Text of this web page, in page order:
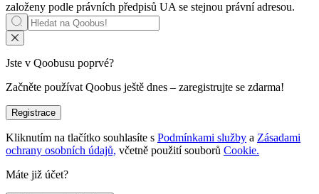
založeny podle právních předpisů UA se stejnou právní adresou.
Jste v Qoobusu poprvé?
Začněte používat Qoobus ještě dnes – zaregistrujte se zdarma!
Registrace
Kliknutím na tlačítko souhlasíte s Podmínkami služby a Zásadami
ochrany osobních údajů, včetně použití souborů Cookie.
Máte již účet?